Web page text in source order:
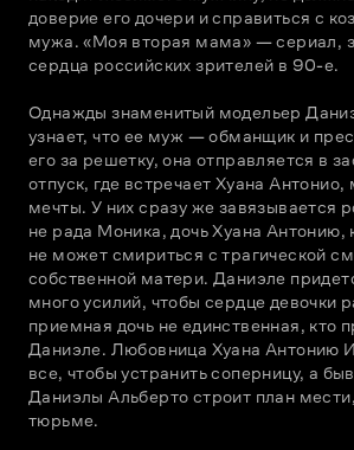
доверие его дочери и справиться с
мужа. «Моя вторая мама» — сериал,
сердца российских зрителей в 90-е.
Однажды знаменитый модельер
узнает, что ее муж — обманщик и
его за решетку, она отправляется в
отпуск, где встречает Хуана
мечты. У них сразу же завязывается
не рада Моника, дочь Хуана Антонию,
не может смириться с трагической
собственной матери. Даниэле
много усилий, чтобы сердце девочки
приемная дочь не единственная, кто
Даниэле. Любовница Хуана Антонию
все, чтобы устранить соперницу, а
Даниэлы Альберто строит план
тюрьме.